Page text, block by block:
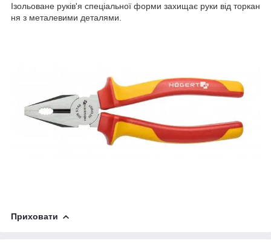
Ізольоване руків'я спеціальної форми захищає руки від торкан
ня з металевими деталями.
Приховати